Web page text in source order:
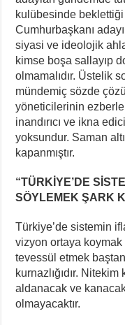
kulübesinde beklettiği
Cumhurbaşkanı
siyasi ve ideolojik
kimse boşa sallayıp
olmamalıdır. Üstelik
mündemiç sözde
yöneticilerinin
inandırıcı ve ikna
yoksundur. Saman
kapanmıştır.
“TÜRKİYE’DE
SÖYLEMEK ŞARK
Türkiye’de sistemin
vizyon ortaya
tevessül etmek
kurnazlığıdır.
aldanacak ve
olmayacaktır.